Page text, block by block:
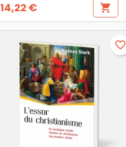
Prix
14,22 € shopping_cart
favorite_border